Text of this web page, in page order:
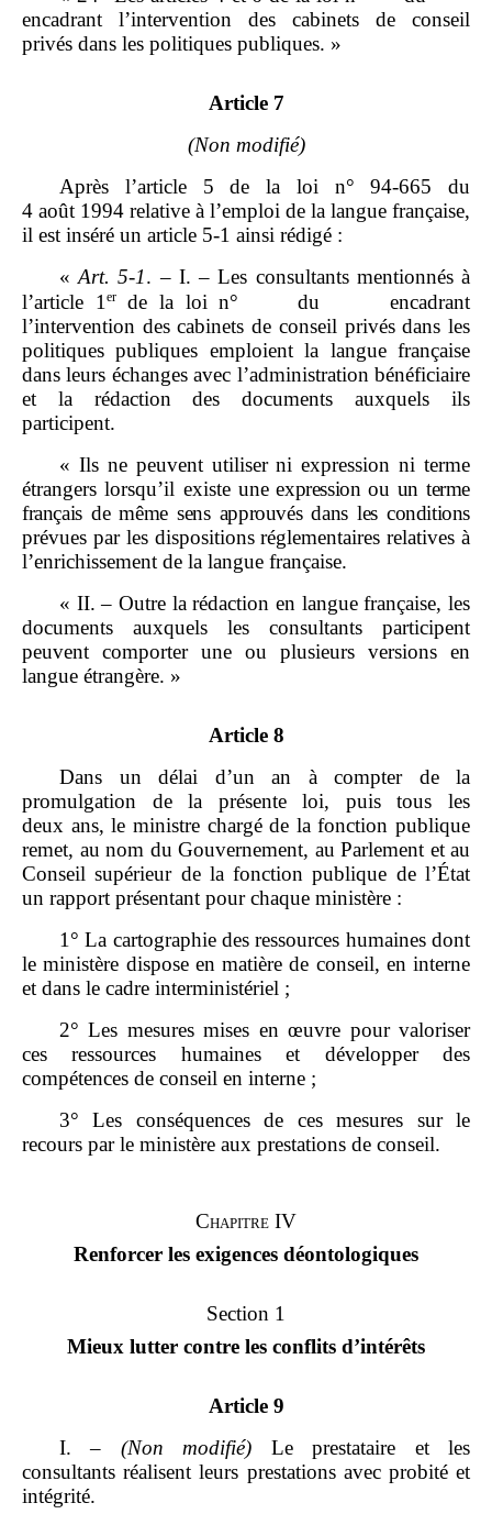
encadrant l’intervention des cabinets de conseil
privés dans les politiques publiques. »
Article 7
(Non modifié)
Après l’article 5 de la loi n° 94‑665 du
4 août 1994 relative à l’emploi de la langue française,
il est inséré un article 5‑1 ainsi rédigé :
«Art. 5‑1. – I. – Les consultants mentionnés à
l’article 1erde la loi n° du encadrant
l’intervention des cabinets de conseil privés dans les
politiques publiques emploient la langue française
dans leurs échanges avec l’administration bénéficiaire
et la rédaction des documents auxquels ils
participent.
« Ils ne peuvent utiliser ni expression ni terme
étrangers lorsqu’il existeune expression ou un terme
français de même sens approuvés dans les conditions
prévues par les dispositions réglementaires relatives à
l’enrichissement de la langue française.
« II. – Outre la rédaction en langue française, les
documents auxquels les consultants participent
peuvent comporter une ou plusieurs versions en
langue étrangère. »
Article 8
Dans un délai d’un an à compter de la
promulgation de la présente loi, puis tous les
deux ans, le ministre chargé de la fonction publique
remet, au nom du Gouvernement, au Parlement et au
Conseil supérieur de la fonction publique de l’État
un rapport présentant pour chaque ministère :
1° La cartographie des ressources humaines dont
le ministère dispose en matière de conseil, en interne
et dans le cadre interministériel ;
2° Les mesures mises en œuvre pour valoriser
ces ressources humaines et développer des
compétences de conseil en interne ;
3° Les conséquences de ces mesures sur le
recours par le ministère aux prestations de conseil.
Chapitre IV
Renforcer les exigences déontologiques
Section 1
Mieux lutter contre les conflits d’intérêts
Article 9
I. – (Non modifié) Le prestataire et les
consultants réalisent leurs prestations avec probité et
intégrité.